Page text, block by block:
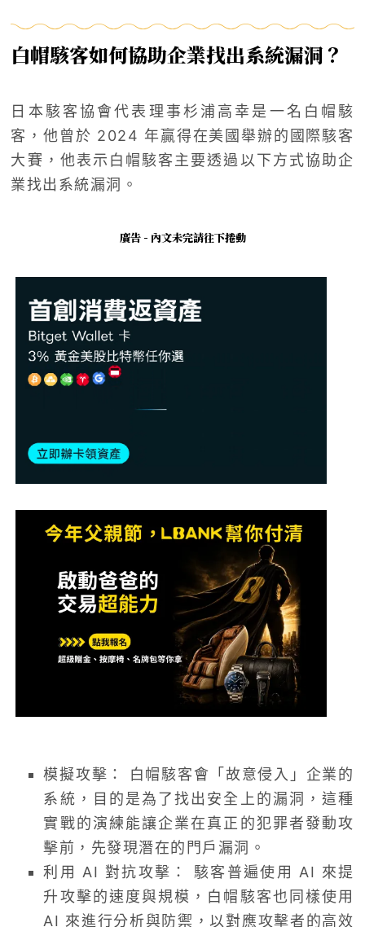
白帽駭客如何協助企業找出系統漏洞？
日本駭客協會代表理事杉浦高幸是一名白帽駭
客，他曾於 2024 年贏得在美國舉辦的國際駭客
大賽，他表示白帽駭客主要透過以下方式協助企
業找出系統漏洞。
廣告 - 內文未完請往下捲動
模擬攻擊： 白帽駭客會「故意侵入」企業的
系統，目的是為了找出安全上的漏洞，這種
實戰的演練能讓企業在真正的犯罪者發動攻
擊前，先發現潛在的門戶漏洞。
利用 AI 對抗攻擊： 駭客普遍使用 AI 來提
升攻擊的速度與規模，白帽駭客也同樣使用
AI 來進行分析與防禦，以對應攻擊者的高效